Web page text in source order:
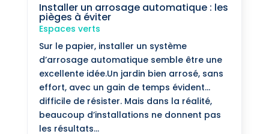
Installer un arrosage automatique : les
pièges à éviter
Espaces verts
Sur le papier, installer un système
d’arrosage automatique semble être une
excellente idée.Un jardin bien arrosé, sans
effort, avec un gain de temps évident…
difficile de résister. Mais dans la réalité,
beaucoup d’installations ne donnent pas
les résultats...